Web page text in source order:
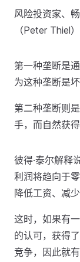
风险投资家、
（Peter Thiel
第一种垄断是
为这种垄断是
第二种垄断则
手，而自然获
彼得·泰尔解释
利润将趋向于
降低工资、减
这时，如果有
的认可，获得
竞争，因此就